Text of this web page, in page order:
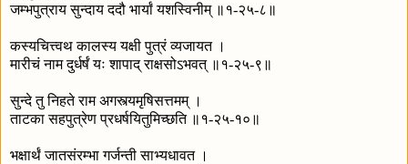
जम्भपुत्राय सुन्दाय ददौ भार्यां यशस्विनीम् ॥१-२५-८॥
कस्यचित्त्वथ कालस्य यक्षी पुत्रं व्यजायत ।
मारीचं नाम दुर्धर्षं यः शापाद् राक्षसोऽभवत् ॥१-२५-९॥
सुन्दे तु निहते राम अगस्त्यमृषिसत्तमम् ।
ताटका सहपुत्रेण प्रधर्षयितुमिच्छति ॥१-२५-१०॥
भक्षार्थं जातसंरम्भा गर्जन्ती साभ्यधावत ।